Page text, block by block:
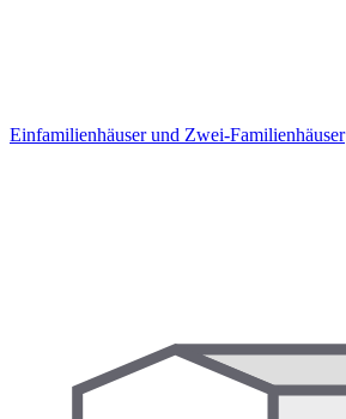
Einfamilienhäuser und Zwei-Familienhäuser